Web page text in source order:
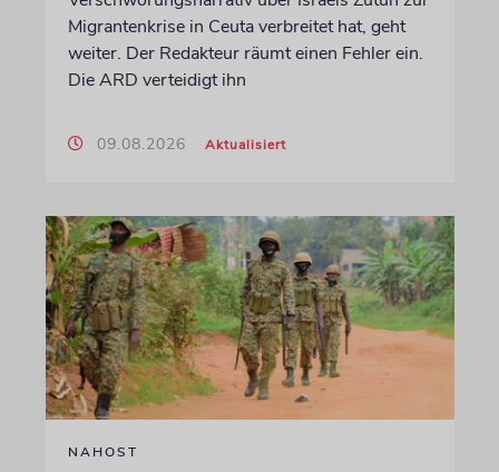
Migrantenkrise in Ceuta verbreitet hat, geht
weiter. Der Redakteur räumt einen Fehler ein.
Die ARD verteidigt ihn
09.08.2026 Aktualisiert
NAHOST